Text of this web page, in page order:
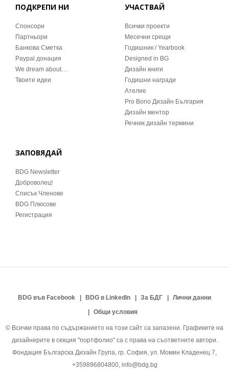
ПОДКРЕПИ НИ
Спонсори
Партньори
Банкова Сметка
Paypal донация
We dream about…
Твоите идеи
УЧАСТВАЙ
Всички проекти
Месечни срещи
Годишник / Yearbook
Designed in BG
Дизайн книги
Годишни награди
Ателие
Pro Bono Дизайн България
Дизайн ментор
Речник дизайн термини
ЗАПОВЯДАЙ
BDG Newsletter
Доброволец!
Списък Членове
BDG Плюсове
Регистрация
BDG във Facebook BDG в LinkedIn За БДГ
Лични данни
Общи условия
© Всички права по съдържанието на този сайт са запазени. Графиките на
дизайнерите в секция "портфолио" са с права на съответните автори.
Фондация Българска Дизайн Група, гр. София, ул. Момин Кладенец 7,
+359896804800, info@bdg.bg